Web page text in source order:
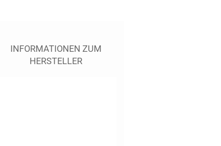
INFORMATIONEN ZUM
HERSTELLER